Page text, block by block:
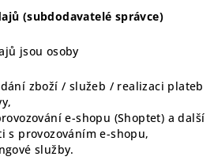
(subdodavatelé správce)
jsou osoby
zboží / služeb / realizaci plateb
e-shopu (Shoptet) a další
s provozováním e-shopu,
služby.